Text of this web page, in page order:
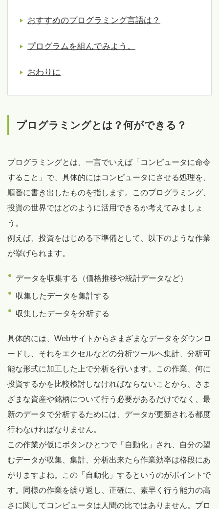
おすすめのプログラミング言語は？
プログラムを組んでみよう。
おわりに
プログラミングとは？何ができる？
プログラミングとは、一言でいえば「コンピュータに命令
すること」で、具体的にはコンピュータにさせる処理を、
順番に書き出したものを指します。このプログラミング、
投資の世界ではどのように活用できるか考えてみましょ
う。
例えば、投資をはじめる下準備として、以下のような作業
が挙げられます。
データを収集する（価格推移や統計データなど）
収集したデータを集計する
収集したデータを分析する
具体的には、Webサイトからさまざまなデータをダウンロ
ードし、それをエクセルなどの分析ツールへ集計、分析可
能な形式に加工した上で分析を行います。この作業、何に
投資するかを比較検討しなければならないことから、さま
ざまな資産や銘柄について行う必要があるだけでなく、最
新のデータで分析するためには、データが更新される都度
行わなければなりません。
この作業が仮にボタンひとつで「自動化」され、自分の望
むデータが収集、集計、分析出来たら作業効率は格段にあ
がりますよね。この「自動化」するというのがポイントで
す。同様の作業を繰り返し、正確に、素早く行う能力の高
さに関してコンピュータは人間の比ではありません。プロ